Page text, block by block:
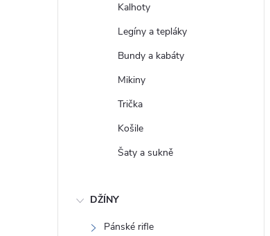
Kalhoty
Legíny a tepláky
Bundy a kabáty
Mikiny
Trička
Košile
Šaty a sukně
DŽÍNY
Pánské rifle